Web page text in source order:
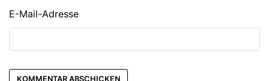
E-Mail-Adresse